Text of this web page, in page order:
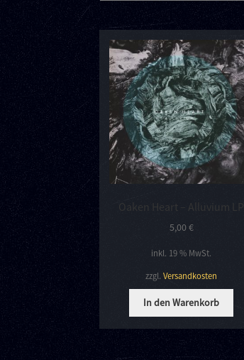
Oaken Heart – Alluvium LP
5,00€
inkl. 19 % MwSt.
zzgl.Versandkosten
In den Warenkorb